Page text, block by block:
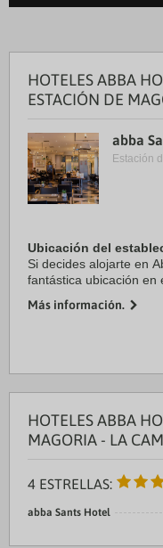
HOTELES ABBA
ESTACIÓN DE
abba
Estación
Ubicación del
Si decides alojarte en
fantástica ubicación en
Además, este hotel de
Más información.
HOTELES ABBA
MAGORIA - LA
4 ESTRELLAS:
abba Sants Hotel